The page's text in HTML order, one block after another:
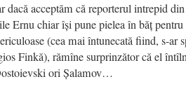
dacă acceptăm că reporterul intrepid
Ernu chiar își pune pielea în băț
(cea mai întunecată fiind, s-ar
Finkă), rămîne surprinzător că el
ori Șalamov…